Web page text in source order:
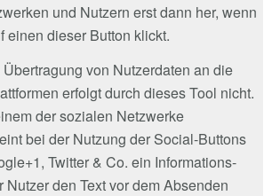
und Nutzern erst dann her, wenn
einen dieser Button klickt.
von Nutzerdaten an die
erfolgt durch dieses Tool nicht.
der sozialen Netzwerke
bei der Nutzung der Social-Buttons
Twitter & Co. ein Informations-
Nutzer den Text vor dem Absenden